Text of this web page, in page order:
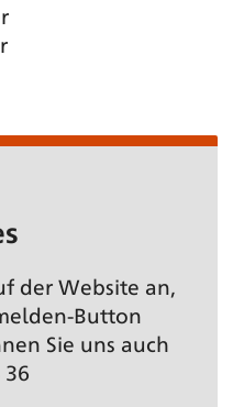
der Website an,
Button
Sie uns auch